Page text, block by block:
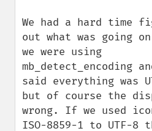
We had a hard time
out what was going
we were using
mb_detect_encoding
said everything was
but of course the
wrong. If we used
ISO-8859-1 to UTF-8